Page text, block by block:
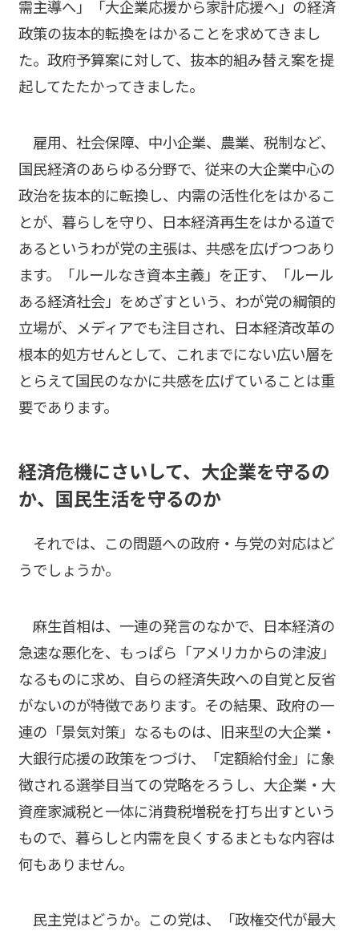
需主導へ」「大企業応援から家計応援へ」の経済
政策の抜本的転換をはかることを求めてきまし
た。政府予算案に対して、抜本的組み替え案を提
起してたたかってきました。
雇用、社会保障、中小企業、農業、税制など、
国民経済のあらゆる分野で、従来の大企業中心の
政治を抜本的に転換し、内需の活性化をはかるこ
とが、暮らしを守り、日本経済再生をはかる道で
あるというわが党の主張は、共感を広げつつあり
ます。「ルールなき資本主義」を正す、「ルール
ある経済社会」をめざすという、わが党の綱領的
立場が、メディアでも注目され、日本経済改革の
根本的処方せんとして、これまでにない広い層を
とらえて国民のなかに共感を広げていることは重
要であります。
経済危機にさいして、大企業を守るの
か、国民生活を守るのか
それでは、この問題への政府・与党の対応はど
うでしょうか。
麻生首相は、一連の発言のなかで、日本経済の
急速な悪化を、もっぱら「アメリカからの津波」
なるものに求め、自らの経済失政への自覚と反省
がないのが特徴であります。その結果、政府の一
連の「景気対策」なるものは、旧来型の大企業・
大銀行応援の政策をつづけ、「定額給付金」に象
徴される選挙目当ての党略をろうし、大企業・大
資産家減税と一体に消費税増税を打ち出すという
もので、暮らしと内需を良くするまともな内容は
何もありません。
民主党はどうか。この党は、「政権交代が最大